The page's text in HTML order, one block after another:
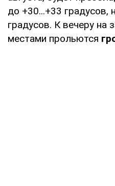
до +30...+33 градусов,
градусов. К вечеру
местами прольются